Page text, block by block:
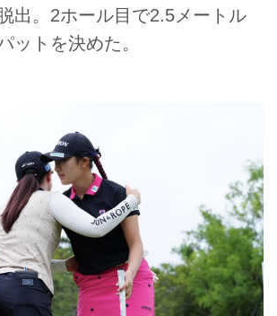
出。2ホール目で2.5メートル
ットを決めた。